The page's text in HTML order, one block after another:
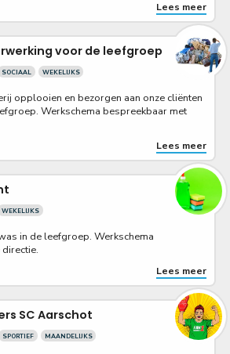
Lees meer
voor de leefgroep
SOCIAAL WEKELIJKS
opplooien en bezorgen aan onze cliënten
Werkschema bespreekbaar met
Lees meer
WEKELIJKS
in de leefgroep. Werkschema
Lees meer
SC Aarschot
SPORTIEF MAANDELIJKS